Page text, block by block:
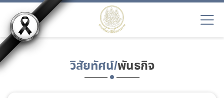
วิสัยทัศน์/พันธกิจ